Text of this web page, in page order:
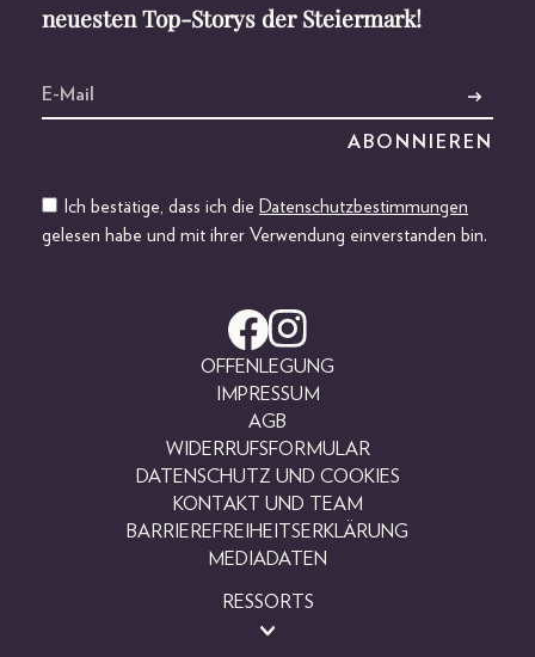
neuesten Top-Storys der Steiermark!
Ich bestätige, dass ich die Datenschutzbestimmungen
gelesen habe und mit ihrer Verwendung einverstanden bin.
OFFENLEGUNG
IMPRESSUM
AGB
WIDERRUFSFORMULAR
DATENSCHUTZ UND COOKIES
KONTAKT UND TEAM
BARRIEREFREIHEITSERKLÄRUNG
MEDIADATEN
RESSORTS